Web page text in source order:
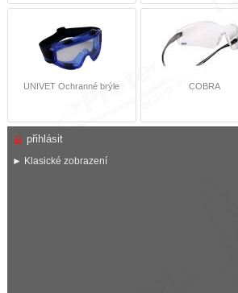
UNIVET Ochranné brýle COBRA